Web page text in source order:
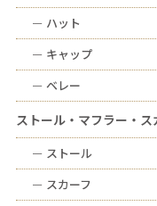
ー ハット
ー キャップ
ー ベレー
ストール・マフラー・ス
ー ストール
ー スカーフ